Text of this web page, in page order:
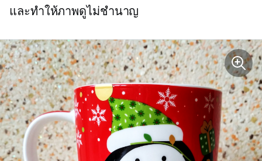
และทำให้ภาพดูไม่ชำนาญ